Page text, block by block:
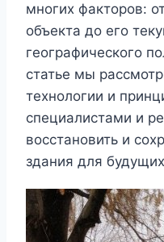
многих факторов:
объекта до его
географического
статье мы
технологии и
специалистами и
восстановить и
здания для